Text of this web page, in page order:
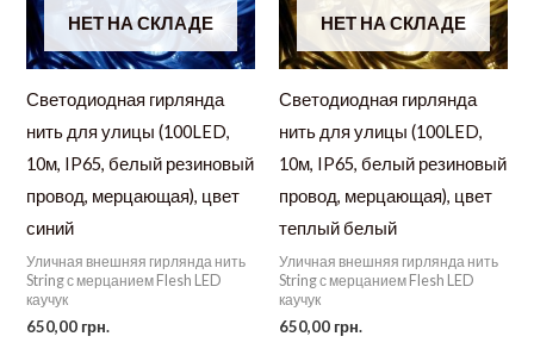
НЕТ НА СКЛАДЕ
Светодиодная гирлянда
нить для улицы (100LED,
10м, IP65, белый резиновый
провод, мерцающая), цвет
синий
Уличная внешняя гирлянда нить
String с мерцанием Flesh LED
каучук
650,00 грн.
НЕТ НА СКЛАДЕ
Светодиодная гирлянда
нить для улицы (100LED,
10м, IP65, белый резиновый
провод, мерцающая), цвет
теплый белый
Уличная внешняя гирлянда нить
String с мерцанием Flesh LED
каучук
650,00 грн.